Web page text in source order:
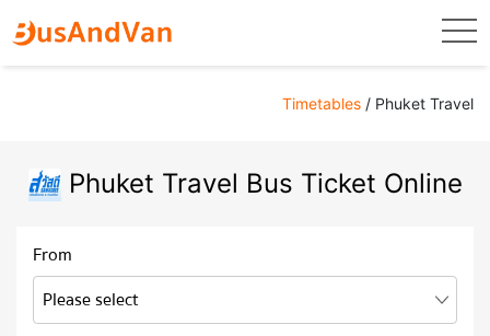
Timetables / Phuket Travel
Phuket Travel Bus Ticket Online